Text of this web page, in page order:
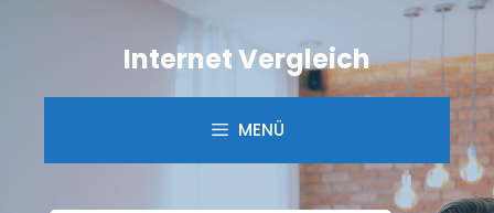
Internet Vergleich
MENÜ